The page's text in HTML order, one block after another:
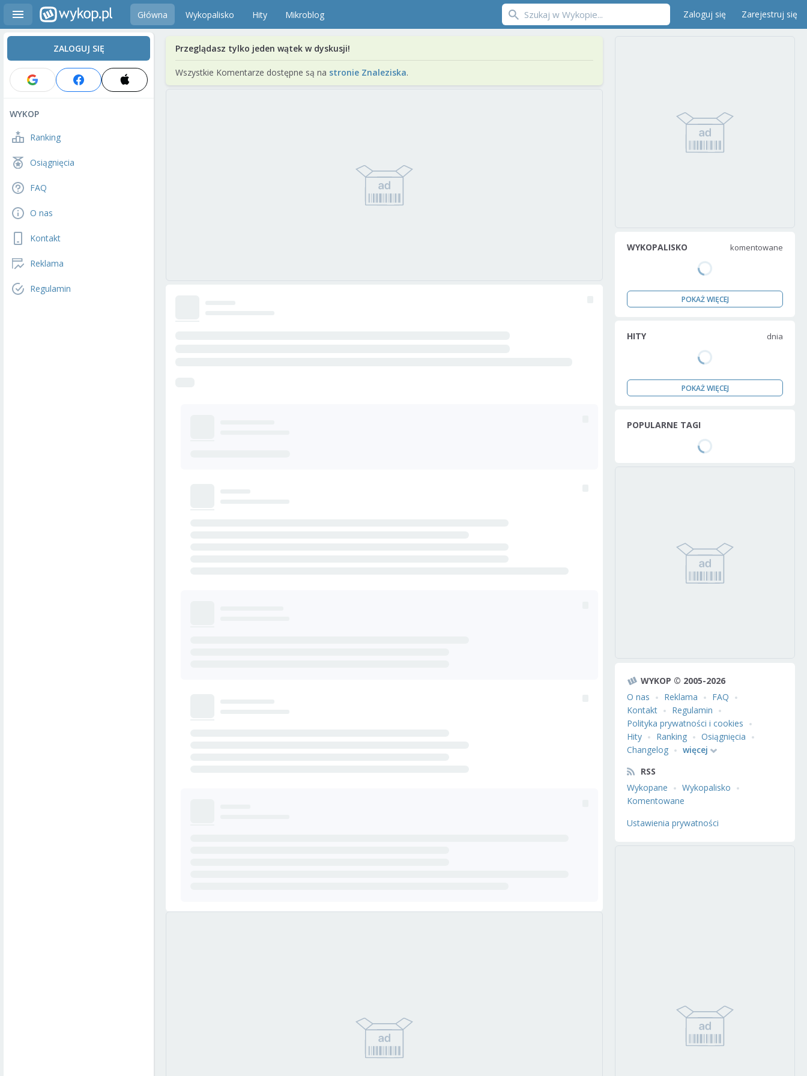
Główna Wykopalisko Hity Mikroblog Zaloguj się Zarejestruj się
ZALOGUJ SIĘ
WYKOP
Ranking
Osiągnięcia
FAQ
O nas
Kontakt
Reklama
Regulamin
Przeglądasz tylko jeden wątek w dyskusji!
Wszystkie Komentarze dostępne są na stronie Znaleziska.
WYKOPALISKO komentowane
POKAŻ WIĘCEJ
HITY dnia
POKAŻ WIĘCEJ
POPULARNE TAGI
WYKOP © 2005-2026
O nas
Reklama
FAQ
Kontakt
Regulamin
Polityka prywatności i cookies
Hity
Ranking
Osiągnięcia
Changelog
więcej
RSS
Wykopane
Wykopalisko
Komentowane
Ustawienia prywatności